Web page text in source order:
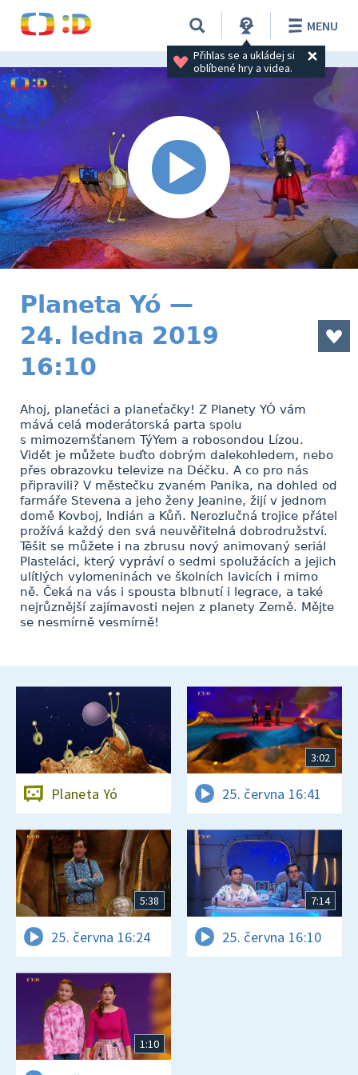
Přihlas se a ukládej si
oblíbené hry a videa.
MENU
Planeta Yó —
24. ledna 2019
16:10
Ahoj, planeťáci a planeťačky! Z Planety YÓ vám
mává celá moderátorská parta spolu
s mimozemšťanem TýYem a robosondou Lízou.
Vidět je můžete buďto dobrým dalekohledem, nebo
přes obrazovku televize na Déčku. A co pro nás
připravili? V městečku zvaném Panika, na dohled od
farmáře Stevena a jeho ženy Jeanine, žijí v jednom
domě Kovboj, Indián a Kůň. Nerozlučná trojice přátel
prožívá každý den svá neuvěřitelná dobrodružství.
Těšit se můžete i na zbrusu nový animovaný seriál
Plasteláci, který vypráví o sedmi spolužácích a jejich
ulítlých vylomeninách ve školních lavicích i mimo
ně. Čeká na vás i spousta blbnutí i legrace, a také
nejrůznější zajímavosti nejen z planety Země. Mějte
se nesmírně vesmírně!
Planeta Yó
3:02
25. června 16:41
5:38
25. června 16:24
7:14
25. června 16:10
1:10